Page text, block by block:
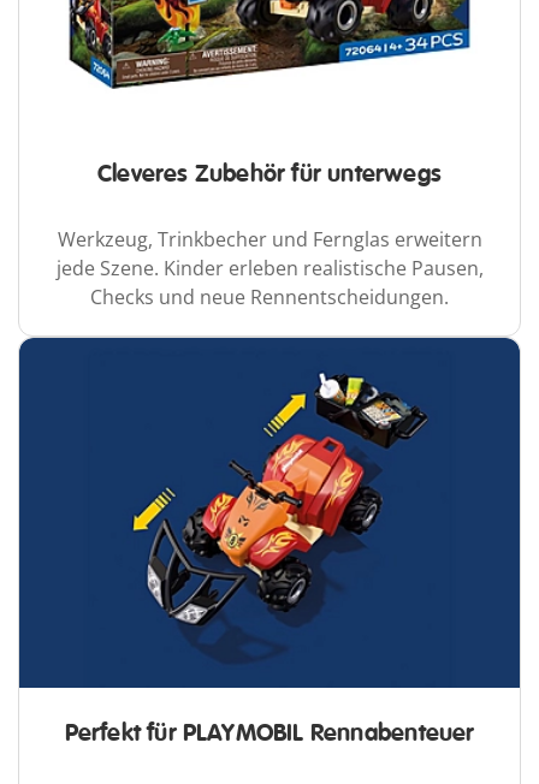
Cleveres Zubehör für unterwegs
Werkzeug, Trinkbecher und Fernglas erweitern
jede Szene. Kinder erleben realistische Pausen,
Checks und neue Rennentscheidungen.
Perfekt für PLAYMOBIL Rennabenteuer